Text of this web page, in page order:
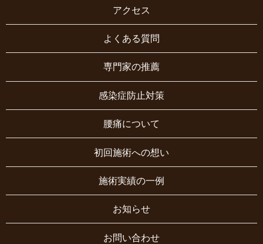
アクセス
よくある質問
専門家の推薦
感染症防止対策
腰痛について
初回施術への想い
施術実績の一例
お知らせ
お問い合わせ